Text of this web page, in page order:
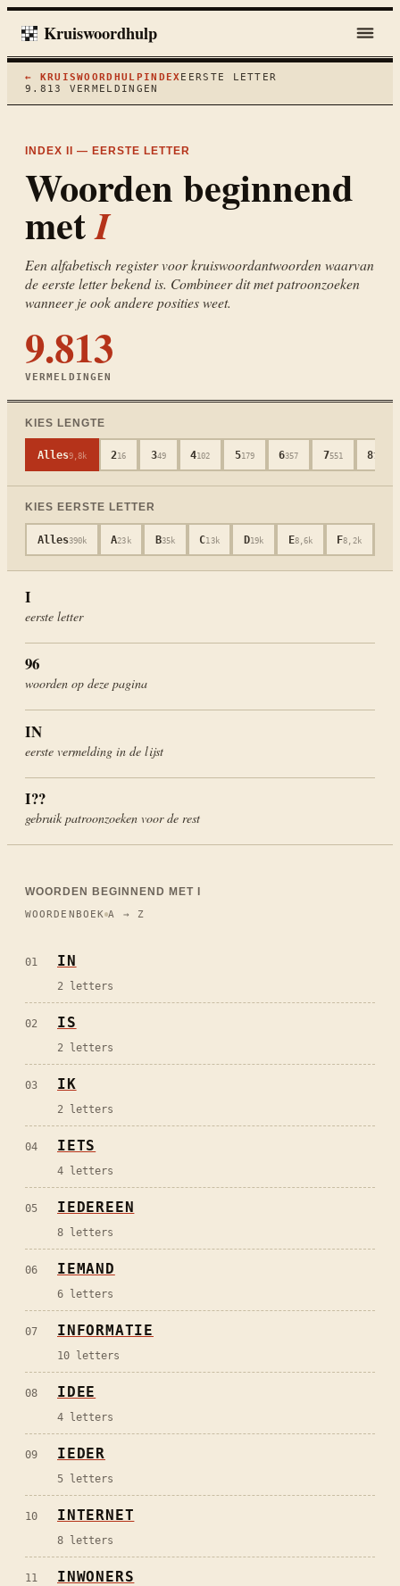
Kruiswoordhulp
← KRUISWOORDHULP INDEX EERSTE LETTER
9.813
VERMELDINGEN
INDEX II — EERSTE LETTER
Woorden beginnend
metI
Een alfabetisch register voor kruiswoordantwoorden waarvan
de eerste letter bekend is. Combineer dit met patroonzoeken
wanneer je ook andere posities weet.
9.813
VERMELDINGEN
KIES LENGTE
Alles9,8k 216 349 4102 5179 6357 7551 8755
KIES EERSTE LETTER
Alles390k A23k B35k C13k D19k E8,6k F8,2k
I
eerste letter
96
woorden op deze pagina
IN
eerste vermelding in de lijst
I??
gebruik patroonzoeken voor de rest
WOORDEN BEGINNEND MET I
WOORDENBOEK A → Z
01 IN
2 letters
02 IS
2 letters
03 IK
2 letters
04 IETS
4 letters
05 IEDEREEN
8 letters
06 IEMAND
6 letters
07 INFORMATIE
10 letters
08 IDEE
4 letters
09 IEDER
5 letters
10 INTERNET
8 letters
11 INWONERS